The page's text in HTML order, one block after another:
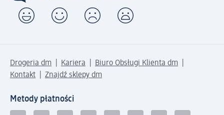
Drogeria dm Kariera
Biuro Obsługi Klienta dm
Kontakt
Znajdź sklepy dm
Metody płatności